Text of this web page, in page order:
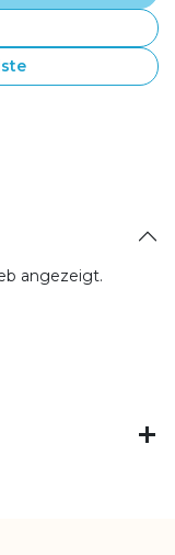
angezeigt.